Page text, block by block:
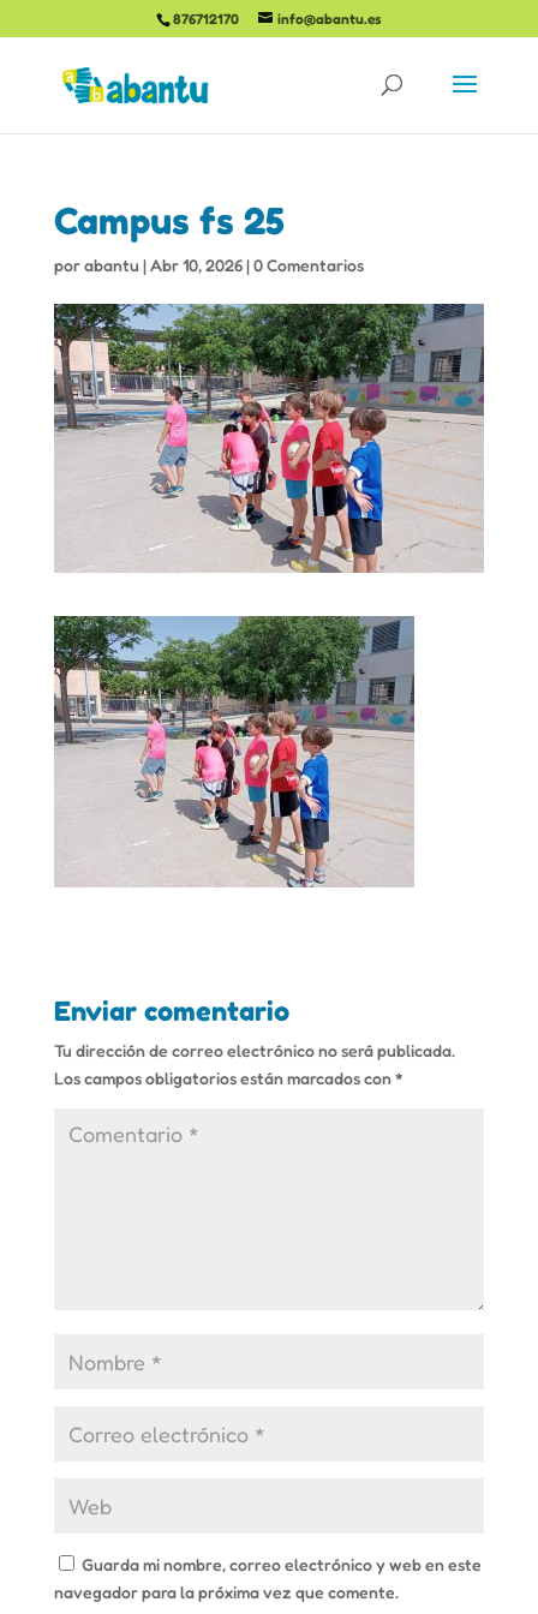
876712170 info@abantu.es
Campus fs 25
porabantu |Abr 10, 2026|0 Comentarios
Enviar comentario
Tu dirección de correo electrónico no será publicada.
Los campos obligatorios están marcados con*
Guarda mi nombre, correo electrónico y web en este
navegador para la próxima vez que comente.